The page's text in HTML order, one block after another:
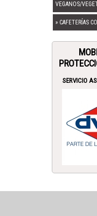
VEGANOS/
» CAFETERÍAS
SERVICIO